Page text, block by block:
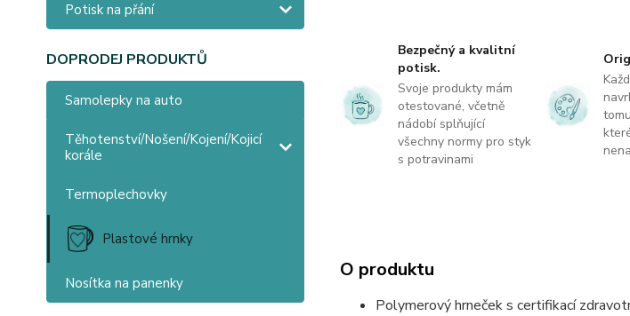
Potisk na přání
DOPRODEJ PRODUKTŮ
Samolepky na auto
Těhotenství/Nošení/Kojení/Kojicí
korále
Termoplechovky
Plastové hrnky
Nosítka na panenky
Bezpečný a kvalitní
potisk.
Svoje produkty mám
otestované, včetně
nádobí splňující
všechny normy pro styk
s potravinami
O produktu
Polymerový hrneček s certifikací